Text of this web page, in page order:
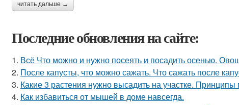
читать дальше →
Последние обновления на сайте:
1. Всё Что можно и нужно посеять и посадить осенью.
2. После капусты, что можно сажать. Что сажать после
3. Какие 3 растения нужно высадить на участке.
4. Как избавиться от мышей в доме навсегда.